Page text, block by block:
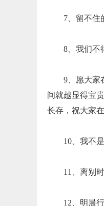
7、留不住
8、我们不
9、愿大家
间就越显得宝
长存，祝大家
10、我不
11、离别
12、明晨